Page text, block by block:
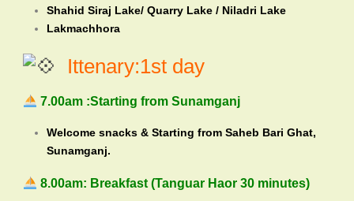
Shahid Siraj Lake/ Quarry Lake / Niladri Lake
Lakmachhora
Ittenary:1st day
7.00am :Starting from Sunamganj
Welcome snacks & Starting from Saheb Bari Ghat,
Sunamganj.
8.00am: Breakfast (Tanguar Haor 30 minutes)